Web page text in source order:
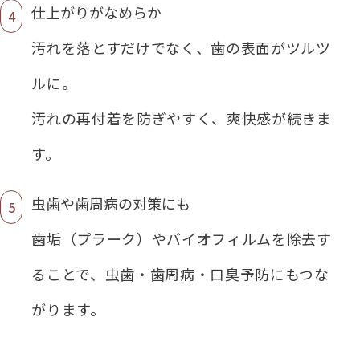
仕上がりがなめらか
汚れを落とすだけでなく、歯の表面がツルツ
ルに。
汚れの再付着を防ぎやすく、爽快感が続きま
す。
虫歯や歯周病の対策にも
歯垢（プラーク）やバイオフィルムを除去す
ることで、虫歯・歯周病・口臭予防にもつな
がります。